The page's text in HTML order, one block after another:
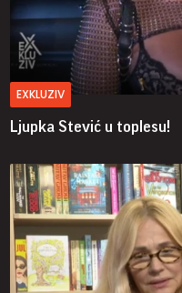
EXKLUZIV
Ljupka Stević u toplesu!